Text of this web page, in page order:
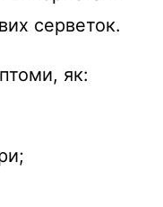
серветок.
як: